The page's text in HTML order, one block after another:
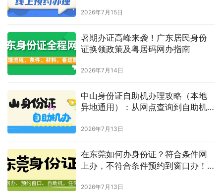
2026年7月15日
暑期办证高峰来袭！广东居民身份
证换领政策及粤居码网办指南
2026年7月14日
中山身份证自助机办理攻略（本地
异地通用）：从网点查询到自助机
2026年7月13日
在东莞如何办身份证？符合条件网
上办，不符合条件预约到窗口办！
2026年7月13日